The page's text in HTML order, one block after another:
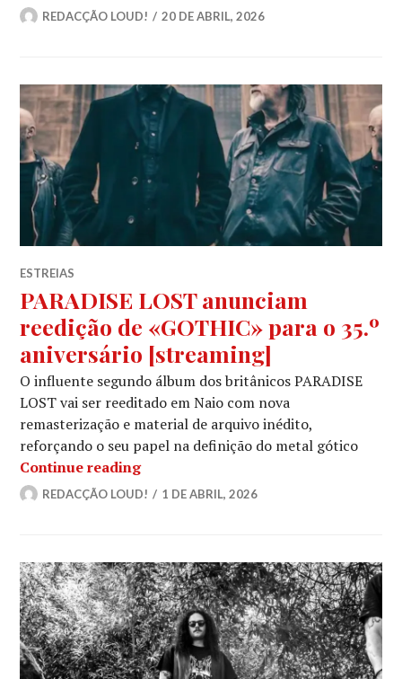
REDACÇÃO LOUD! 20 DE ABRIL, 2026
ESTREIAS
PARADISE LOST anunciam
reedição de «GOTHIC» para o 35.º
aniversário [streaming]
O influente segundo álbum dos britânicos PARADISE
LOST vai ser reeditado em Naio com nova
remasterização e material de arquivo inédito,
reforçando o seu papel na definição do metal gótico
Continue readingPARADISE LOST anunciam
REDACÇÃO LOUD! 1 DE ABRIL, 2026